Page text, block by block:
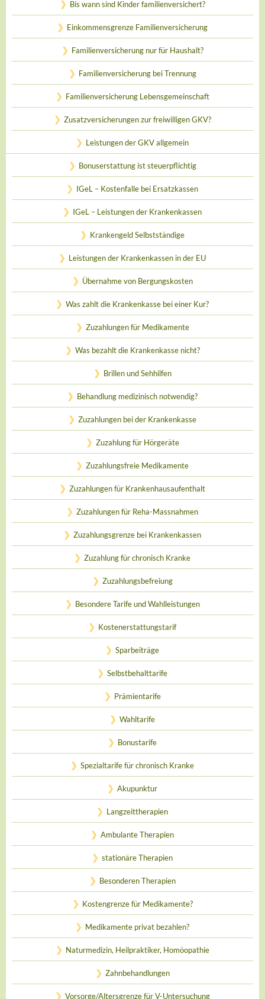
Bis wann sind Kinder familienversichert?
Einkommensgrenze Familienversicherung
Familienversicherung nur für Haushalt?
Familienversicherung bei Trennung
Familienversicherung Lebensgemeinschaft
Zusatzversicherungen zur freiwilligen GKV?
Leistungen der GKV allgemein
Bonuserstattung ist steuerpflichtig
IGeL – Kostenfalle bei Ersatzkassen
IGeL – Leistungen der Krankenkassen
Krankengeld Selbstständige
Leistungen der Krankenkassen in der EU
Übernahme von Bergungskosten
Was zahlt die Krankenkasse bei einer Kur?
Zuzahlungen für Medikamente
Was bezahlt die Krankenkasse nicht?
Brillen und Sehhilfen
Behandlung medizinisch notwendig?
Zuzahlungen bei der Krankenkasse
Zuzahlung für Hörgeräte
Zuzahlungsfreie Medikamente
Zuzahlungen für Krankenhausaufenthalt
Zuzahlungen für Reha-Massnahmen
Zuzahlungsgrenze bei Krankenkassen
Zuzahlung für chronisch Kranke
Zuzahlungsbefreiung
Besondere Tarife und Wahlleistungen
Kostenerstattungstarif
Sparbeiträge
Selbstbehalttarife
Prämientarife
Wahltarife
Bonustarife
Spezialtarife für chronisch Kranke
Akupunktur
Langzeittherapien
Ambulante Therapien
stationäre Therapien
Besonderen Therapien
Kostengrenze für Medikamente?
Medikamente privat bezahlen?
Naturmedizin, Heilpraktiker, Homöopathie
Zahnbehandlungen
Vorsorge/Altersgrenze für V-Untersuchung